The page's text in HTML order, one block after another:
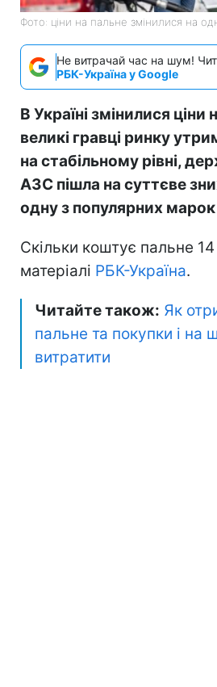
Фото: ціни на пальне змінилися на
Не витрачай час на шум!
РБК-Україна у Google
В Україні змінилися
великі гравці ринку
на стабільному рівні,
АЗС пішла на суттєве
одну з популярних
Скільки коштує пальне
матеріалі РБК-Україна.
Читайте також: Як
пальне та покупки і на
витратити